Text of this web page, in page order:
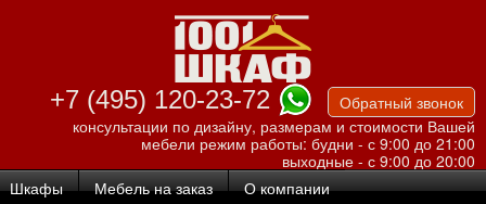
Перейти к
основному
содержанию
+7 (495) 120-23-72
Обратный звонок
консультации по дизайну, размерам и стоимости Вашей
мебели режим работы: будни - с 9:00 до 21:00
выходные - с 9:00 до 20:00
Шкафы Мебель на заказ О компании